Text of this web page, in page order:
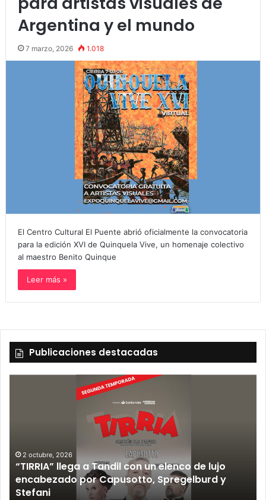
Argentina y el mundo
7 marzo, 2026 1.018
El Centro Cultural El Puente abrió oficialmente la convocatoria
para la edición XVI de Quinquela Vive, un homenaje colectivo
al maestro Benito Quinque
Leer más »
Publicaciones destacadas
2 octubre, 2026
“TIRRIA” llega a Tandil con un elenco de lujo
encabezado por Capusotto, Spregelburd y
Stefani